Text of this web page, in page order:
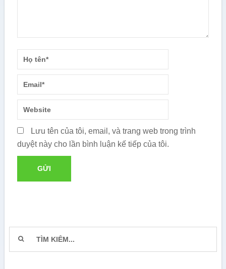
Lưu tên của tôi, email, và trang web trong trình
duyệt này cho lần bình luận kế tiếp của tôi.